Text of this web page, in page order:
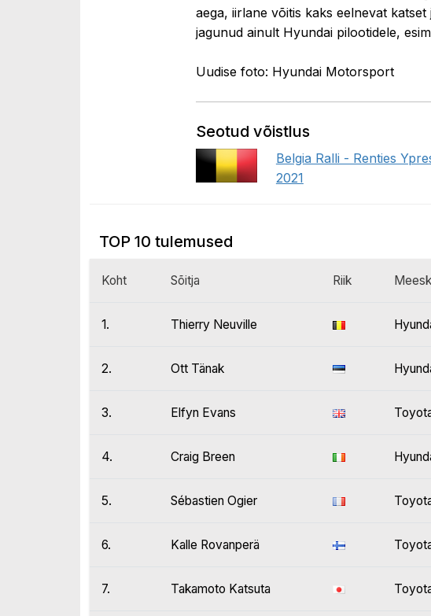
aega, iirlane võitis kaks eelnevat
jagunud ainult Hyundai pilootidele,
Uudise foto: Hyundai Motorsport
Seotud võistlus
Belgia Ralli - Renties
2021
TOP 10 tulemused
Koht Sõitja Riik
1. Thierry Neuville
2. Ott Tänak
3. Elfyn Evans
4. Craig Breen
5. Sébastien Ogier
6. Kalle Rovanperä
7. Takamoto Katsuta